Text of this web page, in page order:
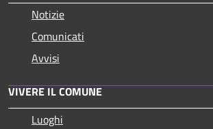
Notizie
Comunicati
Avvisi
VIVERE IL COMUNE
Luoghi